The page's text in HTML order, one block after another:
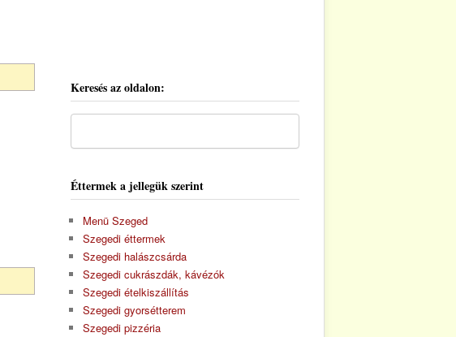
Keresés az oldalon:
Éttermek a jellegük szerint
Menü Szeged
Szegedi éttermek
Szegedi halászcsárda
Szegedi cukrászdák, kávézók
Szegedi ételkiszállítás
Szegedi gyorsétterem
Szegedi pizzéria